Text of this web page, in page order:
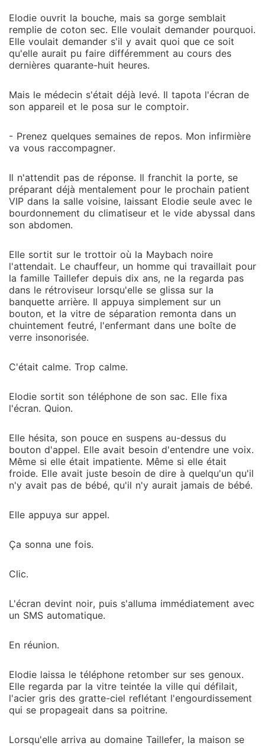
et j'ai postulé chez son pire ennemi commercial. Il
pensait que j'étais sa chose. Il va vite comprendre
que j'étais son cerveau, et je m'apprête à tout
débrancher.
Elodie ouvrit la bouche, mais sa gorge semblait
remplie de coton sec. Elle voulait demander pourquoi.
Elle voulait demander s'il y avait quoi que ce soit
qu'elle aurait pu faire différemment au cours des
dernières quarante-huit heures.
Mais le médecin s'était déjà levé. Il tapota l'écran de
son appareil et le posa sur le comptoir.
- Prenez quelques semaines de repos. Mon infirmière
va vous raccompagner.
Il n'attendit pas de réponse. Il franchit la porte, se
préparant déjà mentalement pour le prochain patient
VIP dans la salle voisine, laissant Elodie seule avec le
bourdonnement du climatiseur et le vide abyssal dans
son abdomen.
Elle sortit sur le trottoir où la Maybach noire
l'attendait. Le chauffeur, un homme qui travaillait pour
la famille Taillefer depuis dix ans, ne la regarda pas
dans le rétroviseur lorsqu'elle se glissa sur la
banquette arrière. Il appuya simplement sur un
bouton, et la vitre de séparation remonta dans un
chuintement feutré, l'enfermant dans une boîte de
verre insonorisée.
C'était calme. Trop calme.
Elodie sortit son téléphone de son sac. Elle fixa
l'écran. Quion.
Elle hésita, son pouce en suspens au-dessus du
bouton d'appel. Elle avait besoin d'entendre une voix.
Même si elle était impatiente. Même si elle était
froide. Elle avait juste besoin de dire à quelqu'un qu'il
n'y avait pas de bébé, qu'il n'y aurait jamais de bébé.
Elle appuya sur appel.
Ça sonna une fois.
Clic.
L'écran devint noir, puis s'alluma immédiatement avec
un SMS automatique.
En réunion.
Elodie laissa le téléphone retomber sur ses genoux.
Elle regarda par la vitre teintée la ville qui défilait,
l'acier gris des gratte-ciel reflétant l'engourdissement
qui se propageait dans sa poitrine.
Lorsqu'elle arriva au domaine Taillefer, la maison se